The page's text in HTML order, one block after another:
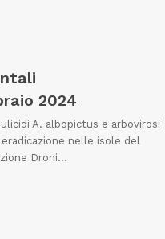
2024
A. albopictus e arbovirosi
nelle isole del
Droni…